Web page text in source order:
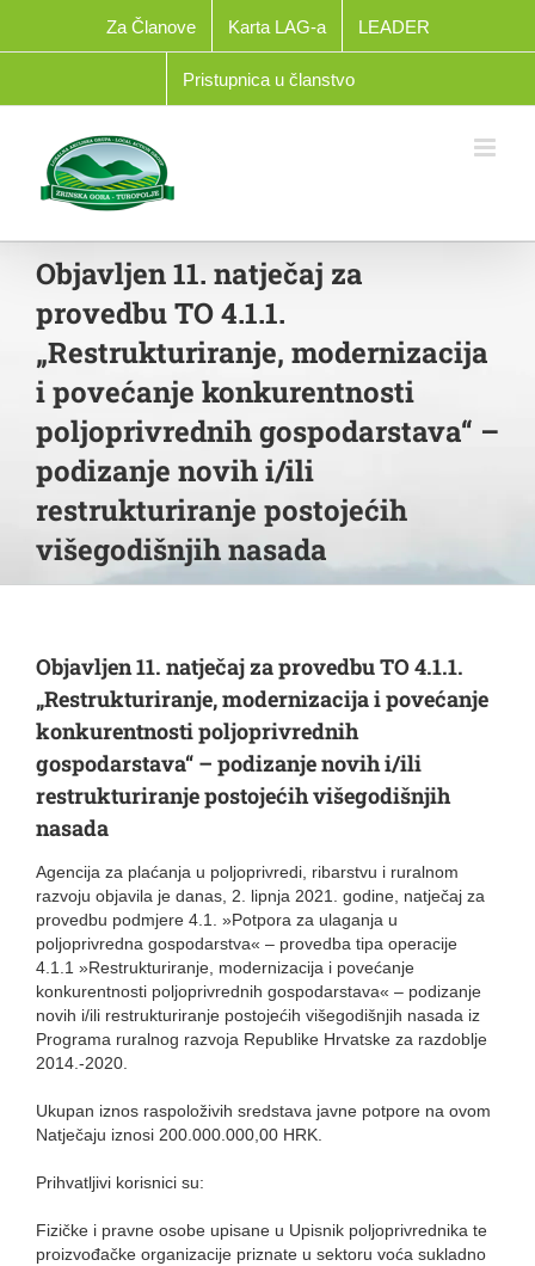
content
Za Članove Karta LAG-a LEADER
Pristupnica u članstvo
Objavljen 11. natječaj za
provedbu TO 4.1.1.
„Restrukturiranje, modernizacija
i povećanje konkurentnosti
poljoprivrednih gospodarstava“ –
podizanje novih i/ili
restrukturiranje postojećih
višegodišnjih nasada
Objavljen 11. natječaj za provedbu TO 4.1.1.
„Restrukturiranje, modernizacija i povećanje
konkurentnosti poljoprivrednih
gospodarstava“ – podizanje novih i/ili
restrukturiranje postojećih višegodišnjih
nasada
Agencija za plaćanja u poljoprivredi, ribarstvu i ruralnom
razvoju objavila je danas, 2. lipnja 2021. godine, natječaj za
provedbu podmjere 4.1. »Potpora za ulaganja u
poljoprivredna gospodarstva« – provedba tipa operacije
4.1.1 »Restrukturiranje, modernizacija i povećanje
konkurentnosti poljoprivrednih gospodarstava« – podizanje
novih i/ili restrukturiranje postojećih višegodišnjih nasada iz
Programa ruralnog razvoja Republike Hrvatske za razdoblje
2014.-2020.
Ukupan iznos raspoloživih sredstava javne potpore na ovom
Natječaju iznosi 200.000.000,00 HRK.
Prihvatljivi korisnici su:
Fizičke i pravne osobe upisane u Upisnik poljoprivrednika te
proizvođačke organizacije priznate u sektoru voća sukladno